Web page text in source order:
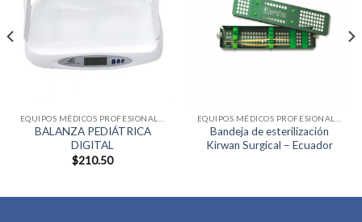
BALANZA PEDIÁTRICA
DIGITAL
$210.50
Bandeja de esterilización
Kirwan Surgical – Ecuador